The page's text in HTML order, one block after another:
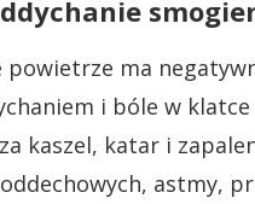
powietrze ma
i bóle w
kaszel, katar i
astmy,